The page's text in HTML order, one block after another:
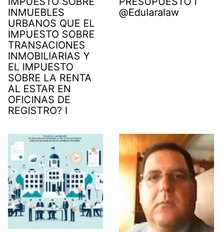
INMUEBLES
URBANOS QUE EL
IMPUESTO SOBRE
TRANSACIONES
INMOBILIARIAS Y
EL IMPUESTO
SOBRE LA RENTA
AL ESTAR EN
OFICINAS DE
REGISTRO? I
@Edularalaw